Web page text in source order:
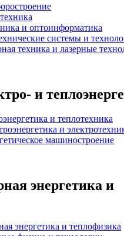
и оптоинформатика
системы и
техника и лазерные
и
и теплотехника
и
машиностроение
энергетика и
энергетика и теплофизика